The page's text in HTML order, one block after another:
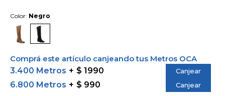
Color: Negro
Comprá este artículo canjeando tus Metros OCA
3.400 Metros
$ 1990 Canjear
6.800 Metros $ 990 Canjear